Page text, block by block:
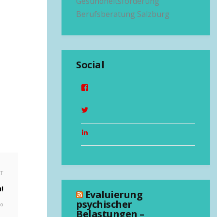
Berufsberatung Salzburg
Social
Evaluierung
psychischer
Belastungen –